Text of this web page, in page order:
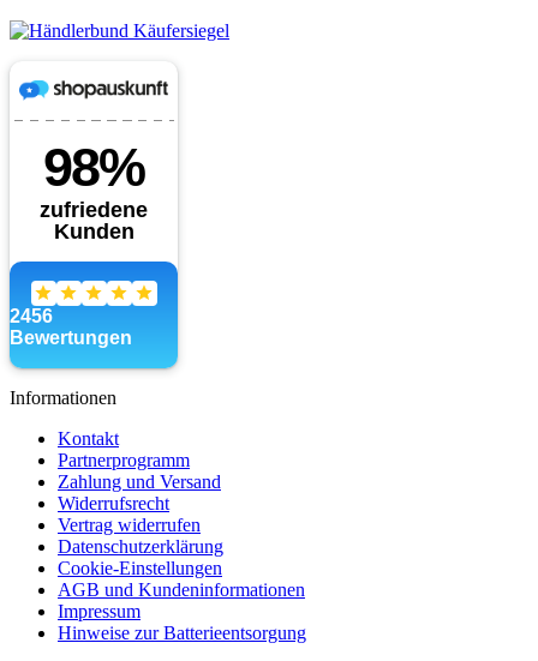
Informationen
Kontakt
Partnerprogramm
Zahlung und Versand
Widerrufsrecht
Vertrag widerrufen
Datenschutzerklärung
Cookie-Einstellungen
AGB und Kundeninformationen
Impressum
Hinweise zur Batterieentsorgung